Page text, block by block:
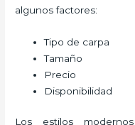
algunos factores:
Tipo de carpa
Tamaño
Precio
Disponibilidad
Los estilos